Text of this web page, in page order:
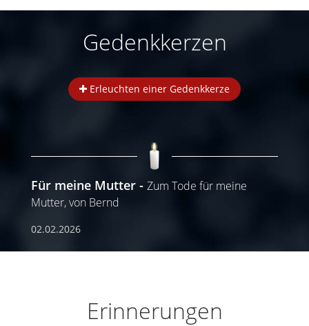
Gedenkkerzen
Erleuchten einer Gedenkkerze
Für meine Mutter
Zum Tode für meine
Mutter, von Bernd
02.02.2026
Erinnerungen